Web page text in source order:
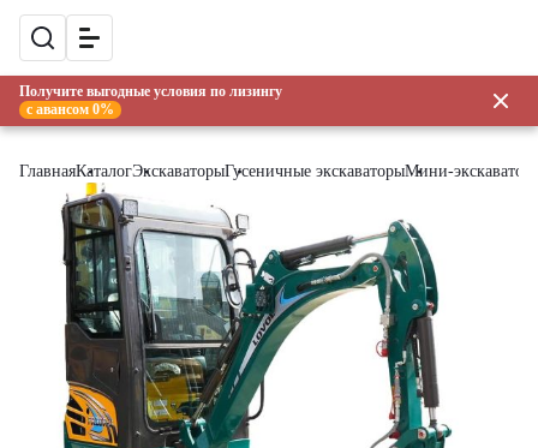
Получите выгодные условия по лизингу
с авансом 0%
ГлавнаяКаталогЭкскаваторыГусеничные экскаваторыМини-